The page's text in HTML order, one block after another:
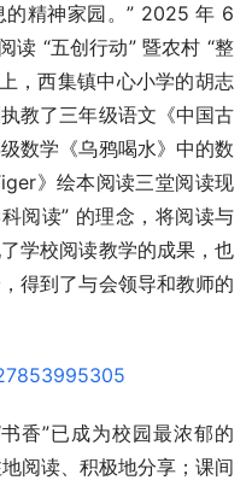
的精神家园。” 2025 年 6
读 “五创行动” 暨农村 “整
，西集镇中心小学的胡志
教了三年级语文《中国古
数学《乌鸦喝水》中的数
》绘本阅读三堂阅读现
阅读” 的理念，将阅读与
学校阅读教学的成果，也
得到了与会领导和教师的
香”已成为校园最浓郁的
阅读、积极地分享；课间